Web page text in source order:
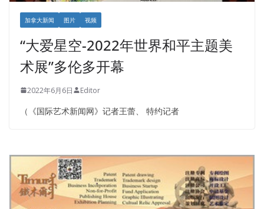
加拿大新闻 图片 视频
“大爱星空-2022年世界和平主题美
术展”多伦多开幕
2022年6月6日 Editor
（《国际艺术新闻网》记者王蕾、 特约记者